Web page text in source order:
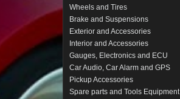
Wheels and Tires
Brake and Suspensions
Exterior and Accessories
Interior and Accessories
Gauges, Electronics and ECU
Car Audio, Car Alarm and GPS
Pickup Accessories
Spare parts and Tools Equipment